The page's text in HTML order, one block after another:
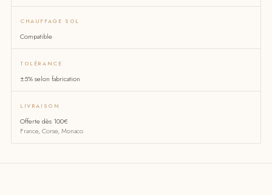
CHAUFFAGE SOL
Compatible
TOLÉRANCE
±5% selon fabrication
LIVRAISON
Offerte dès 100€
France, Corse, Monaco